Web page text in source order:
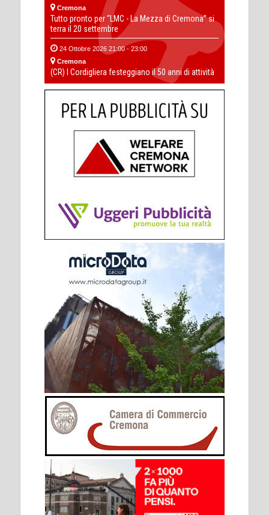
Cremona
Tutto pronto per “LMC - La Mezza di Cremona” si
terra il 20 settembre
24 Ottobre 2026 21:00 - 23:00
Cremona
(CR) I Cordigliera festeggiano il 50 anni di attività